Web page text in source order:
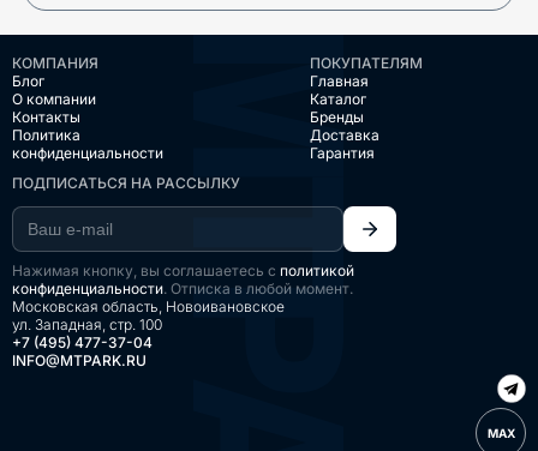
КОМПАНИЯ
Блог
О компании
Контакты
Политика
конфиденциальности
ПОКУПАТЕЛЯМ
Главная
Каталог
Бренды
Доставка
Гарантия
ПОДПИСАТЬСЯ НА РАССЫЛКУ
Нажимая кнопку, вы соглашаетесь с политикой
конфиденциальности. Отписка в любой момент.
Московская область, Новоивановское
ул. Западная, стр. 100
+7 (495) 477-37-04
INFO@MTPARK.RU
MAX